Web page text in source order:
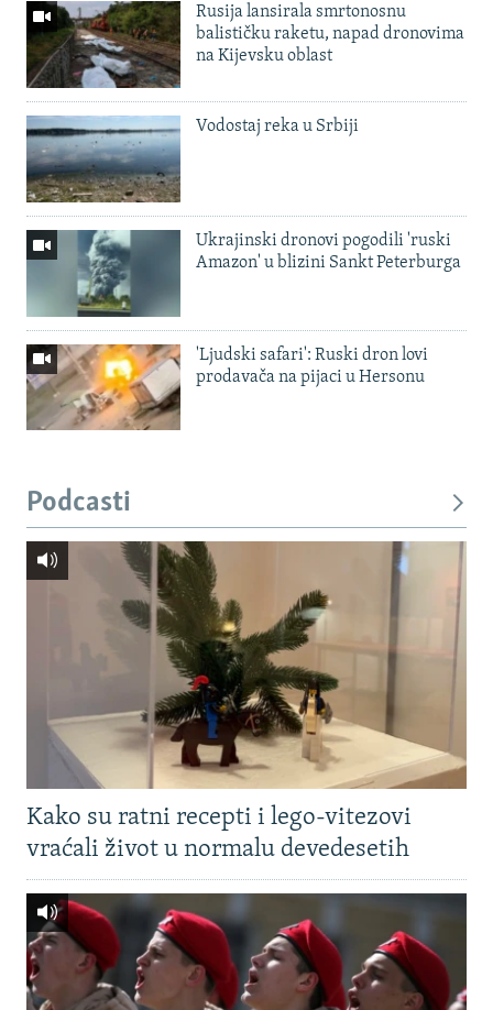
Rusija lansirala smrtonosnu
balističku raketu, napad dronovima
na Kijevsku oblast
Vodostaj reka u Srbiji
Ukrajinski dronovi pogodili 'ruski
Amazon' u blizini Sankt Peterburga
'Ljudski safari': Ruski dron lovi
prodavača na pijaci u Hersonu
Podcasti
Kako su ratni recepti i lego-vitezovi
vraćali život u normalu devedesetih